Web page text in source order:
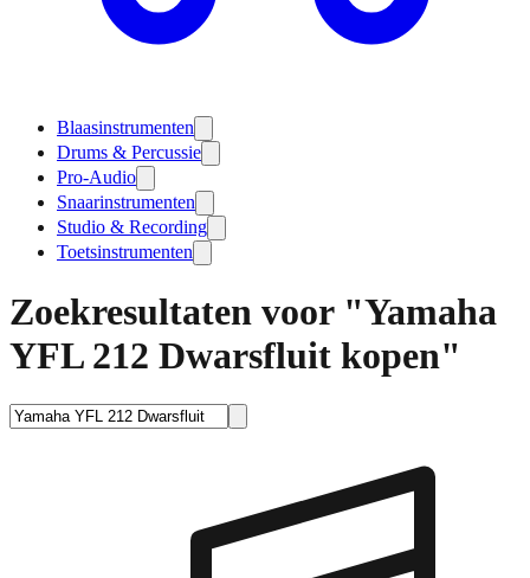
Blaasinstrumenten
Drums & Percussie
Pro-Audio
Snaarinstrumenten
Studio & Recording
Toetsinstrumenten
Zoekresultaten voor "Yamaha
YFL 212 Dwarsfluit kopen"